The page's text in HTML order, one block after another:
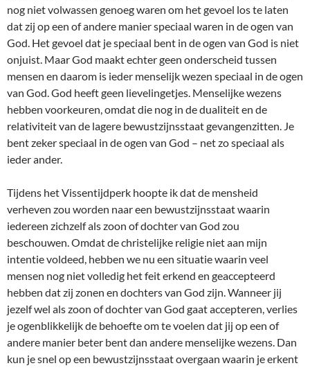
nog niet volwassen genoeg waren om het gevoel los te laten
dat zij op een of andere manier speciaal waren in de ogen van
God. Het gevoel dat je speciaal bent in de ogen van God is niet
onjuist. Maar God maakt echter geen onderscheid tussen
mensen en daarom is ieder menselijk wezen speciaal in de ogen
van God. God heeft geen lievelingetjes. Menselijke wezens
hebben voorkeuren, omdat die nog in de dualiteit en de
relativiteit van de lagere bewustzijnsstaat gevangenzitten. Je
bent zeker speciaal in de ogen van God – net zo speciaal als
ieder ander.
Tijdens het Vissentijdperk hoopte ik dat de mensheid
verheven zou worden naar een bewustzijnsstaat waarin
iedereen zichzelf als zoon of dochter van God zou
beschouwen. Omdat de christelijke religie niet aan mijn
intentie voldeed, hebben we nu een situatie waarin veel
mensen nog niet volledig het feit erkend en geaccepteerd
hebben dat zij zonen en dochters van God zijn. Wanneer jij
jezelf wel als zoon of dochter van God gaat accepteren, verlies
je ogenblikkelijk de behoefte om te voelen dat jij op een of
andere manier beter bent dan andere menselijke wezens. Dan
kun je snel op een bewustzijnsstaat overgaan waarin je erkent